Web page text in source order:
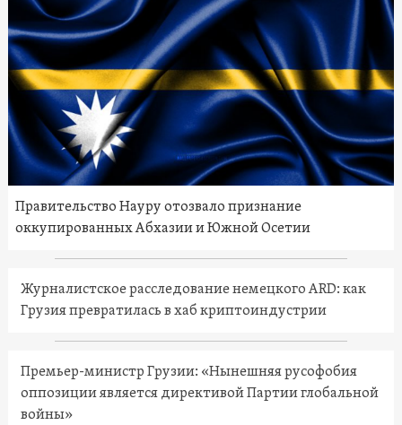
Правительство Науру отозвало признание
оккупированных Абхазии и Южной Осетии
Журналистское расследование немецкого ARD: как
Грузия превратилась в хаб криптоиндустрии
Премьер-министр Грузии: «Нынешняя русофобия
оппозиции является директивой Партии глобальной
войны»